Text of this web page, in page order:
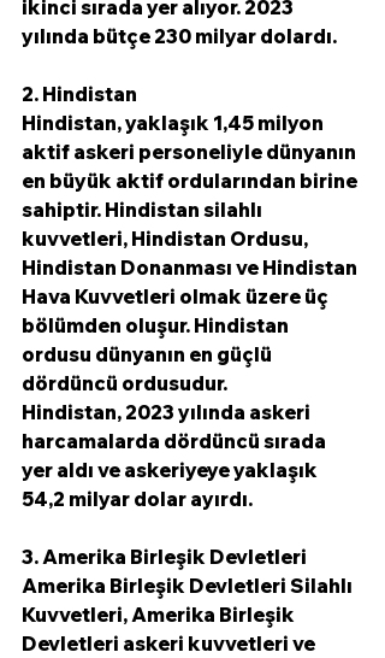
ikinci sırada yer alıyor. 2023
yılında bütçe 230 milyar dolardı.
2. Hindistan
Hindistan, yaklaşık 1,45 milyon
aktif askeri personeliyle dünyanın
en büyük aktif ordularından birine
sahiptir. Hindistan silahlı
kuvvetleri, Hindistan Ordusu,
Hindistan Donanması ve Hindistan
Hava Kuvvetleri olmak üzere üç
bölümden oluşur. Hindistan
ordusu dünyanın en güçlü
dördüncü ordusudur.
Hindistan, 2023 yılında askeri
harcamalarda dördüncü sırada
yer aldı ve askeriyeye yaklaşık
54,2 milyar dolar ayırdı.
3. Amerika Birleşik Devletleri
Amerika Birleşik Devletleri Silahlı
Kuvvetleri, Amerika Birleşik
Devletleri askeri kuvvetleri ve